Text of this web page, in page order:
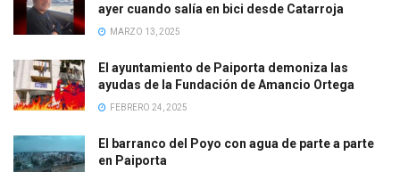
ayer cuando salía en bici desde Catarroja
MARZO 13, 2025
El ayuntamiento de Paiporta demoniza las
ayudas de la Fundación de Amancio Ortega
FEBRERO 24, 2025
El barranco del Poyo con agua de parte a parte
en Paiporta